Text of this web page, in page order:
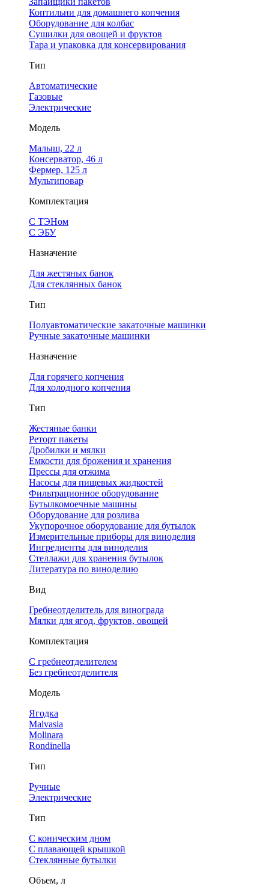
Коптильни для домашнего копчения
Оборудование для колбас
Сушилки для овощей и фруктов
Тара и упаковка для консервирования
Тип
Автоматические
Газовые
Электрические
Модель
Малыш, 22 л
Консерватор, 46 л
Фермер, 125 л
Мультиповар
Комплектация
С ТЭНом
С ЭБУ
Назначение
Для жестяных банок
Для стеклянных банок
Тип
Полуавтоматические закаточные машинки
Ручные закаточные машинки
Назначение
Для горячего копчения
Для холодного копчения
Тип
Жестяные банки
Реторт пакеты
Дробилки и мялки
Емкости для брожения и хранения
Прессы для отжима
Насосы для пищевых жидкостей
Фильтрационное оборудование
Бутылкомоечные машины
Оборудование для розлива
Укупорочное оборудование для бутылок
Измерительные приборы для виноделия
Ингредиенты для виноделия
Стеллажи для хранения бутылок
Литература по виноделию
Вид
Гребнеотделитель для винограда
Мялки для ягод, фруктов, овощей
Комплектация
С гребнеотделителем
Без гребнеотделителя
Модель
Ягодка
Malvasia
Molinara
Rondinella
Тип
Ручные
Электрические
Тип
С коническим дном
С плавающей крышкой
Стеклянные бутылки
Объем, л